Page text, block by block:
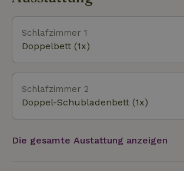
Wacholdergebiet De Palms grenzt. Es gibt mehrere
Restaurants im Dorf und ein
Wander- und Fahrradrouten vom
Schlafzimmer 1
Doppelbett (1x)
Schlafzimmer 2
Doppel-Schubladenbett (1x)
Die gesamte Austattung anzeigen